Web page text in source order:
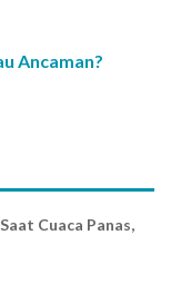
Ancaman?
Cuaca Panas,